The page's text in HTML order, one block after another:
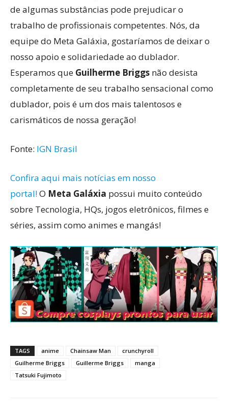
de algumas substâncias pode prejudicar o
trabalho de profissionais competentes. Nós, da
equipe do Meta Galáxia, gostaríamos de deixar o
nosso apoio e solidariedade ao dublador.
Esperamos que Guilherme Briggs não desista
completamente de seu trabalho sensacional como
dublador, pois é um dos mais talentosos e
carismáticos de nossa geração!
Fonte: IGN Brasil
Confira aqui mais notícias em nosso
portal!O Meta Galáxia possui muito conteúdo
sobre Tecnologia, HQs, jogos eletrônicos, filmes e
séries, assim como animes e mangás!
TAGS anime Chainsaw Man
crunchyroll
Guilherme Briggs
Guillerme Briggs
manga
Tatsuki Fujimoto